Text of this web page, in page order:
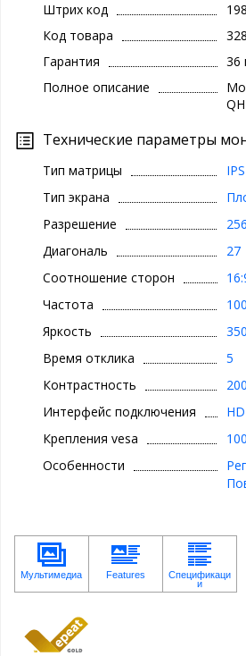
Штрих код
Код товара
Гарантия
36
Полное описание
Технические параметры
Тип матрицы
IPS
Тип экрана
Разрешение
Диагональ
27
Соотношение сторон
Частота
Яркость
350
Время отклика
5
Контрастность
Интерфейс подключения
Крепления vesa
Особенности